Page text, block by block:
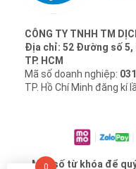
CÔNG TY TNHH TM
Địa chỉ: 52 Đường số 5,
TP. HCM
Mã số doanh nghiệp:
TP. Hồ Chí Minh đăng kí
Một số từ khóa để
0